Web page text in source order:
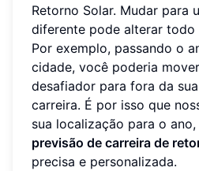
Retorno Solar. Mudar para
diferente pode alterar
Por exemplo, passando o
cidade, você poderia
desafiador para fora da
carreira. É por isso que
sua localização para o
previsão de carreira de
precisa e personalizada.